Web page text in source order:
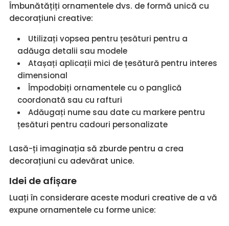
Îmbunătățiți ornamentele dvs. de formă unică cu
decorațiuni creative:
Utilizați vopsea pentru țesături pentru a
adăuga detalii sau modele
Atașați aplicații mici de țesătură pentru interes
dimensional
Împodobiți ornamentele cu o panglică
coordonată sau cu rafturi
Adăugați nume sau date cu markere pentru
țesături pentru cadouri personalizate
Lasă-ți imaginația să zburde pentru a crea
decorațiuni cu adevărat unice.
Idei de afișare
Luați în considerare aceste moduri creative de a vă
expune ornamentele cu forme unice: